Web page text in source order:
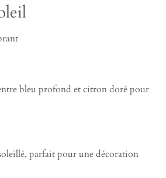
bleu profond et citron doré pour
parfait pour une décoration